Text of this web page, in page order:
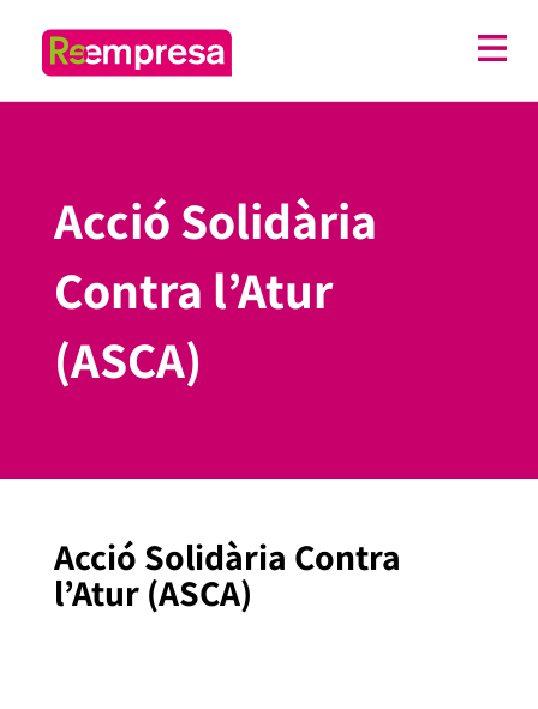
Acció Solidària
Contra l’Atur
(ASCA)
Acció Solidària Contra
l’Atur (ASCA)